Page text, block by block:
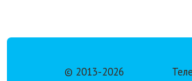
© 2013-2026